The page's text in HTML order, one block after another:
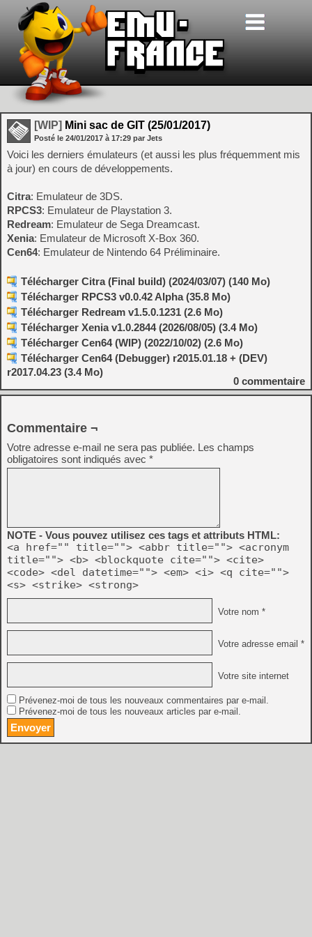
[WIP] Mini sac de GIT (25/01/2017)
Posté le 24/01/2017 à 17:29 par Jets
Voici les derniers émulateurs (et aussi les plus fréquemment mis
à jour) en cours de développements.
Citra: Emulateur de 3DS.
RPCS3: Emulateur de Playstation 3.
Redream: Emulateur de Sega Dreamcast.
Xenia: Emulateur de Microsoft X-Box 360.
Cen64: Emulateur de Nintendo 64 Préliminaire.
Télécharger Citra (Final build) (2024/03/07) (140 Mo)
Télécharger RPCS3 v0.0.42 Alpha (35.8 Mo)
Télécharger Redream v1.5.0.1231 (2.6 Mo)
Télécharger Xenia v1.0.2844 (2026/08/05) (3.4 Mo)
Télécharger Cen64 (WIP) (2022/10/02) (2.6 Mo)
Télécharger Cen64 (Debugger) r2015.01.18 + (DEV)
r2017.04.23 (3.4 Mo)
0 commentaire
Commentaire ¬
Votre adresse e-mail ne sera pas publiée. Les champs
obligatoires sont indiqués avec *
NOTE - Vous pouvez utilisez ces tags et attributs HTML:
<a href="" title=""> <abbr title=""> <acronym
title=""> <b> <blockquote cite=""> <cite>
<code> <del datetime=""> <em> <i> <q cite="">
<s> <strike> <strong>
Votre nom *
Votre adresse email *
Votre site internet
Prévenez-moi de tous les nouveaux commentaires par e-mail.
Prévenez-moi de tous les nouveaux articles par e-mail.